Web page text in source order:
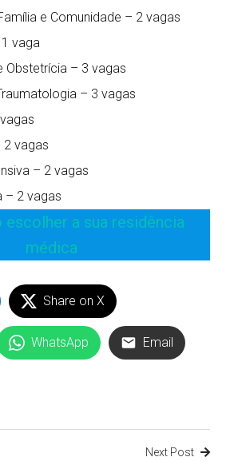
e Comunidade – 2 vagas
vaga
Obstetrícia – 3 vagas
– 3 vagas
2 vagas
– 2 vagas
– 2 vagas
escolher a sua residência
médica
Share on X
WhatsApp Email
Next Post